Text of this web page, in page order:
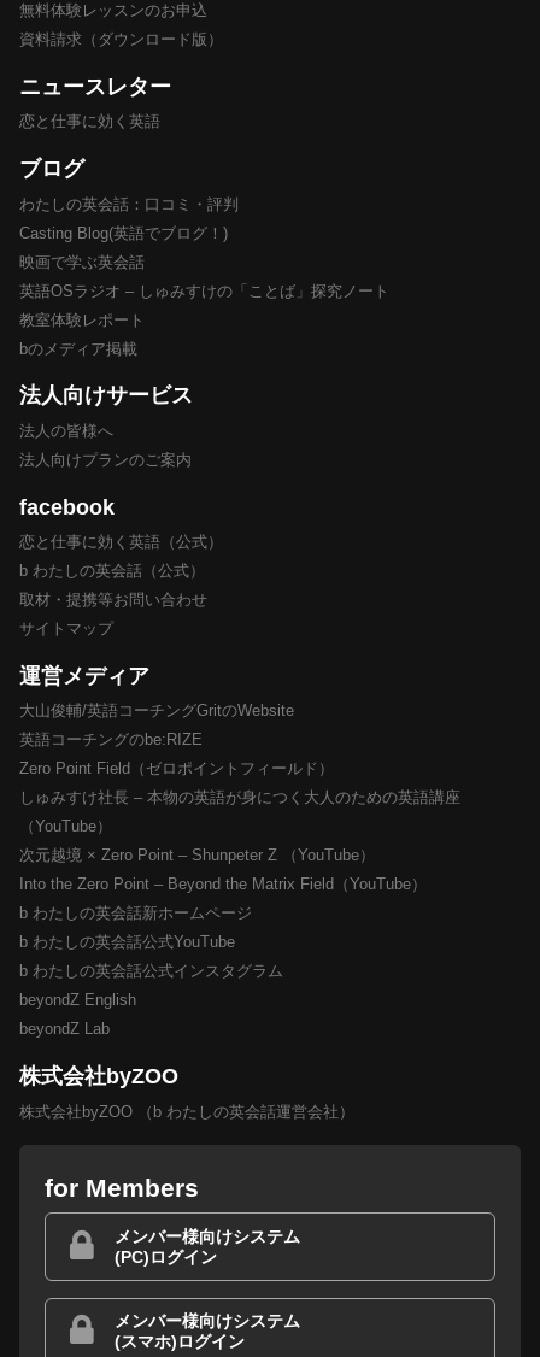
無料体験レッスンのお申込
資料請求（ダウンロード版）
ニュースレター
恋と仕事に効く英語
ブログ
わたしの英会話：口コミ・評判
Casting Blog(英語でブログ！)
映画で学ぶ英会話
英語OSラジオ – しゅみすけの「ことば」探究ノート
教室体験レポート
bのメディア掲載
法人向けサービス
法人の皆様へ
法人向けプランのご案内
facebook
恋と仕事に効く英語（公式）
b わたしの英会話（公式）
取材・提携等お問い合わせ
サイトマップ
運営メディア
大山俊輔/英語コーチングGritのWebsite
英語コーチングのbe:RIZE
Zero Point Field（ゼロポイントフィールド）
しゅみすけ社長 – 本物の英語が身につく大人のための英語講座
（YouTube）
次元越境 × Zero Point – Shunpeter Z （YouTube）
Into the Zero Point – Beyond the Matrix Field（YouTube）
b わたしの英会話新ホームページ
b わたしの英会話公式YouTube
b わたしの英会話公式インスタグラム
beyondZ English
beyondZ Lab
株式会社byZOO
株式会社byZOO （b わたしの英会話運営会社）
for Members
メンバー様向けシステム
(PC)ログイン
メンバー様向けシステム
(スマホ)ログイン